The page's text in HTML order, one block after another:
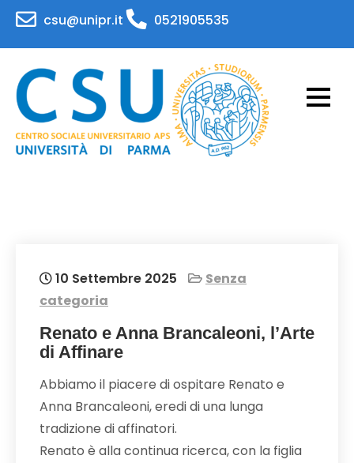
Skip
content
csu@unipr.it 0521905535
10 Settembre 2025
Senza
categoria
Renato e Anna Brancaleoni, l’Arte
di Affinare
Abbiamo il piacere di ospitare Renato e
Anna Brancaleoni, eredi di una lunga
tradizione di affinatori.
Renato è alla continua ricerca, con la figlia